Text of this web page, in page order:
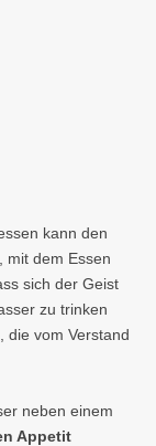
kann den
mit dem Essen
sich der Geist
zu trinken
die vom Verstand
neben einem
Appetit